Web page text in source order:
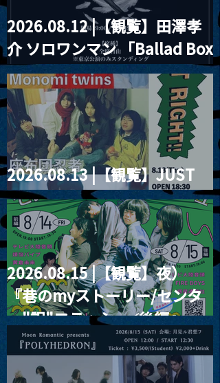
2026.08.12 |【観覧】田澤孝
介 ソロワンマン 「Ballad Box
2026」
2026.08.13 |【観覧】JUST
RIGHT!! vol.26
2026.08.15 |【観覧】夜）
『巷のmyストーリー/センタ
ー"訳"フラッシュ⚡️後編』